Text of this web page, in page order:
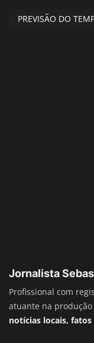
PREVISÃO DO
Jornalista
Profissional com
atuante na
notícias locais,